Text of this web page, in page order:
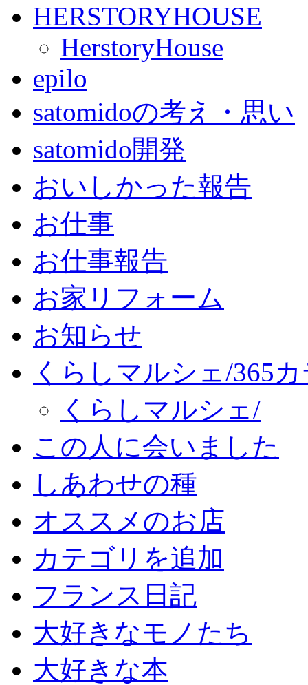
HERSTORYHOUSE
HerstoryHouse
epilo
satomidoの考え・思い
satomido開発
おいしかった報告
お仕事
お仕事報告
お家リフォーム
お知らせ
くらしマルシェ/365
くらしマルシェ/
この人に会いました
しあわせの種
オススメのお店
カテゴリを追加
フランス日記
大好きなモノたち
大好きな本